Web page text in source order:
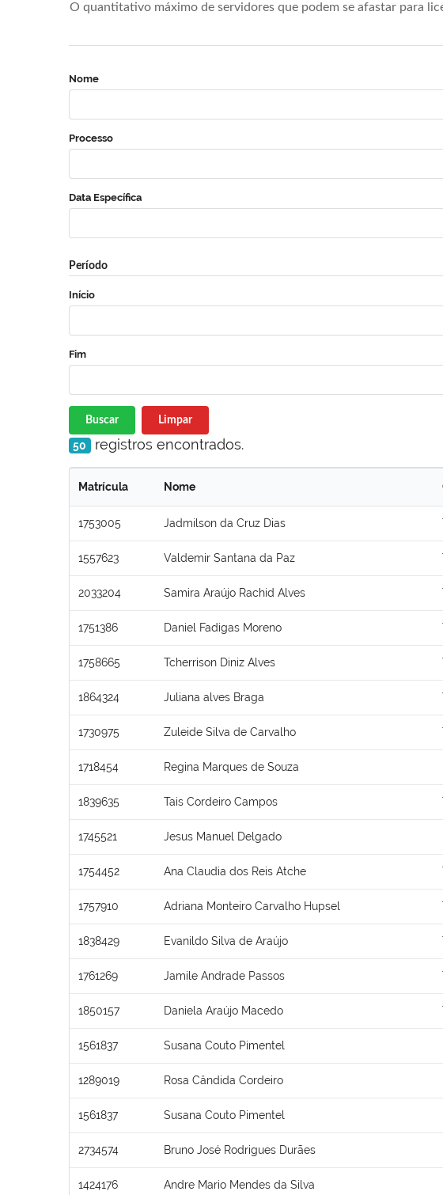
O quantitativo máximo de servidores que podem se afastar para
Nome
Processo
Data Específica
Período
Início
Fim
Buscar Limpar
50 registros encontrados.
Matrícula Nome
1753005 Jadmilson da Cruz Dias
1557623 Valdemir Santana da Paz
2033204 Samira Araújo Rachid Alves
1751386 Daniel Fadigas Moreno
1758665 Tcherrison Diniz Alves
1864324 Juliana alves Braga
1730975 Zuleide Silva de Carvalho
1718454 Regina Marques de Souza
1839635 Tais Cordeiro Campos
1745521 Jesus Manuel Delgado
1754452 Ana Claudia dos Reis Atche
1757910 Adriana Monteiro Carvalho Hupsel
1838429 Evanildo Silva de Araújo
1761269 Jamile Andrade Passos
1850157 Daniela Araújo Macedo
1561837 Susana Couto Pimentel
1289019 Rosa Cândida Cordeiro
1561837 Susana Couto Pimentel
2734574 Bruno José Rodrigues Durães
1424176 Andre Mario Mendes da Silva